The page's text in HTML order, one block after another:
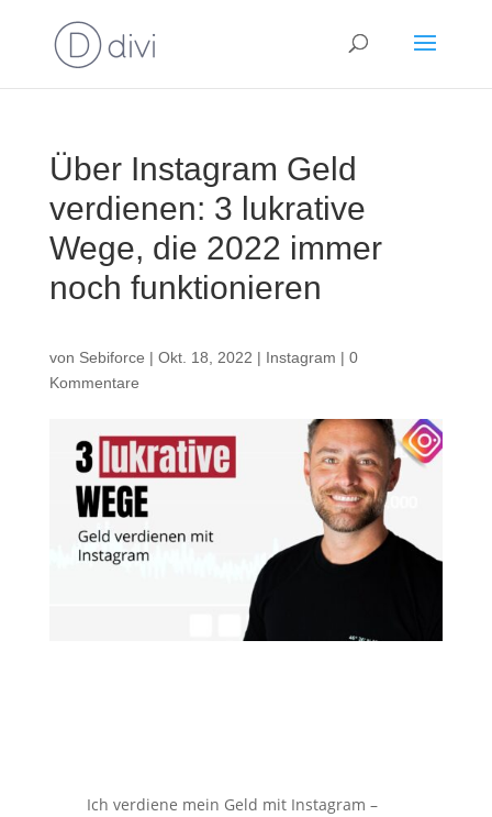
Über Instagram Geld
verdienen: 3 lukrative
Wege, die 2022 immer
noch funktionieren
von Sebiforce | Okt. 18, 2022 | Instagram | 0
Kommentare
Ich verdiene mein Geld mit Instagram –